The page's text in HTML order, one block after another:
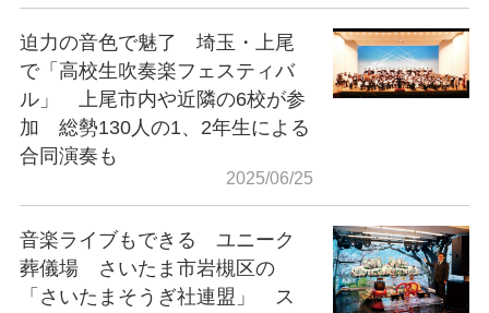
迫力の音色で魅了 埼玉・上尾
で「高校生吹奏楽フェスティバ
ル」 上尾市内や近隣の6校が参
加 総勢130人の1、2年生による
合同演奏も
2025/06/25
音楽ライブもできる ユニーク
葬儀場 さいたま市岩槻区の
「さいたまそうぎ社連盟」 ス